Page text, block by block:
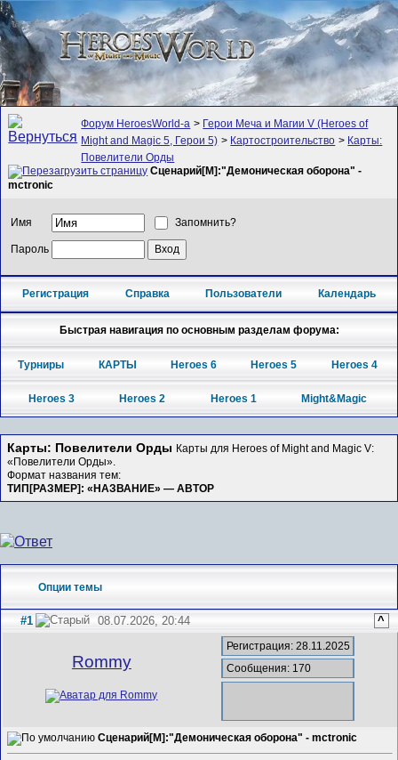
Форум HeroesWorld-а > Герои Меча и Магии V (Heroes of
Might and Magic 5, Герои 5) > Картостроительство > Карты:
Повелители Орды
Сценарий[M]:"Демоническая оборона" -
mctronic
Имя Запомнить?
Пароль
Регистрация Справка Пользователи Календарь
Быстрая навигация по основным разделам форума:
Турниры КАРТЫ Heroes 6 Heroes 5 Heroes 4
Heroes 3 Heroes 2 Heroes 1 Might&Magic
Карты: Повелители Орды Карты для Heroes of Might and Magic V:
«Повелители Орды».
Формат названия тем:
ТИП[РАЗМЕР]: «НАЗВАНИЕ» — АВТОР
Опции темы
#1 08.07.2026, 20:44 ^
Rommy
Регистрация: 28.11.2025
Сообщения: 170
Сценарий[M]:"Демоническая оборона" - mctronic